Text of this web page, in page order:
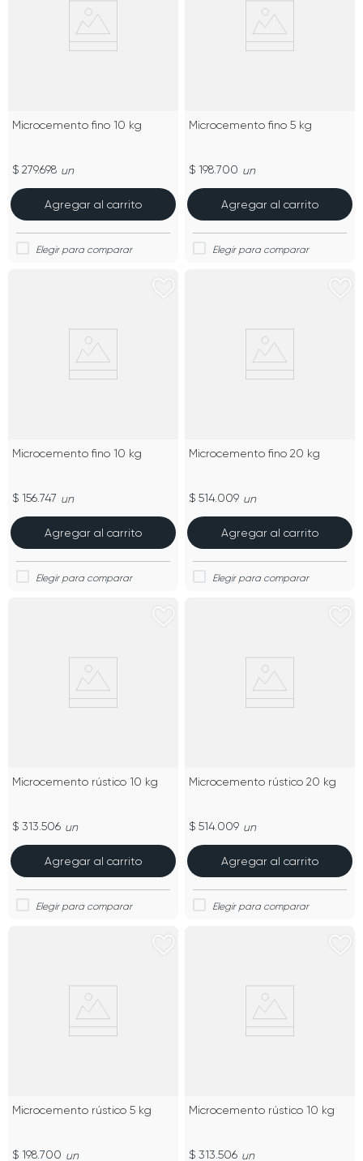
Microcemento fino 10 kg
$ 279.698 un
Agregar al carrito
Microcemento fino 5 kg
$ 198.700 un
Agregar al carrito
Microcemento fino 10 kg
$ 156.747 un
Agregar al carrito
Microcemento fino 20 kg
$ 514.009 un
Agregar al carrito
Microcemento rústico 10 kg
$ 313.506 un
Agregar al carrito
Microcemento rústico 20 kg
$ 514.009 un
Agregar al carrito
Microcemento rústico 5 kg
$ 198.700 un
Microcemento rústico 10 kg
$ 313.506 un